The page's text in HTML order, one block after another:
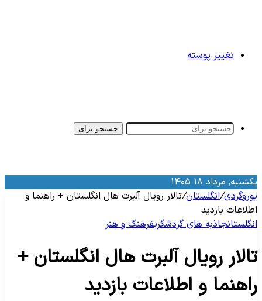
تغییر پوسته
جستجو برای
مرداد ۱۸ ۱۴۰۵
/انگلستان/تالار رویال آلبرت هال انگلستان + راهنما و
بازدید
جاذبه‌ های گردشگریفرهنگ و هنر
رویال آلبرت هال انگلستان +
و اطلاعات بازدید